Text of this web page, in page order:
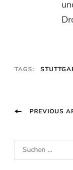
TAGS:
PostPREVIOUS
u